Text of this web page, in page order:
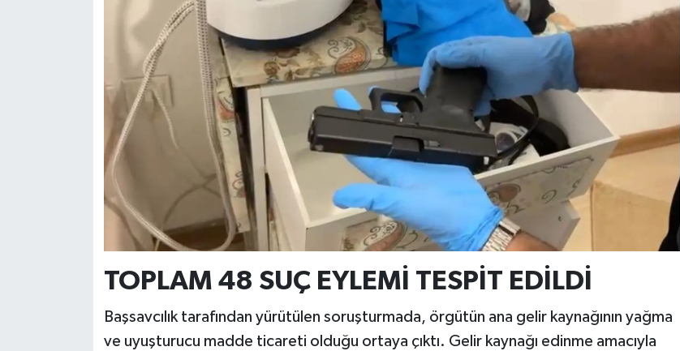
TOPLAM 48 SUÇ EYLEMİ TESPİT EDİLDİ
Başsavcılık tarafından yürütülen soruşturmada, örgütün ana gelir kaynağının yağma
ve uyuşturucu madde ticareti olduğu ortaya çıktı. Gelir kaynağı edinme amacıyla